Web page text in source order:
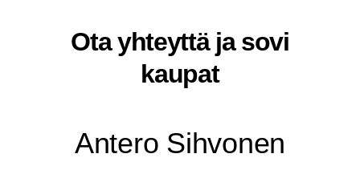
Ota yhteyt­tä ja sovi
kaupat
Ante­ro Sihvonen